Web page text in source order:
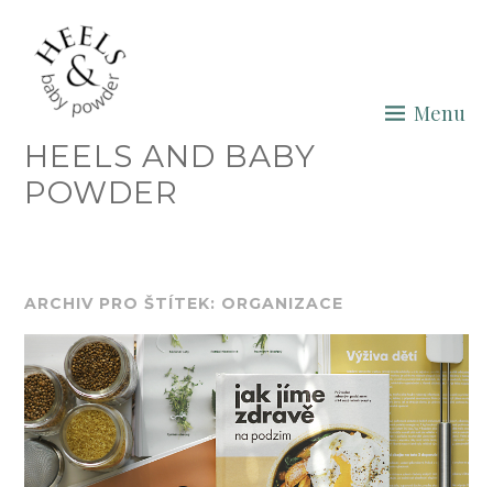
content
HEELS AND BABY
POWDER
Menu
ARCHIV PRO ŠTÍTEK: ORGANIZACE